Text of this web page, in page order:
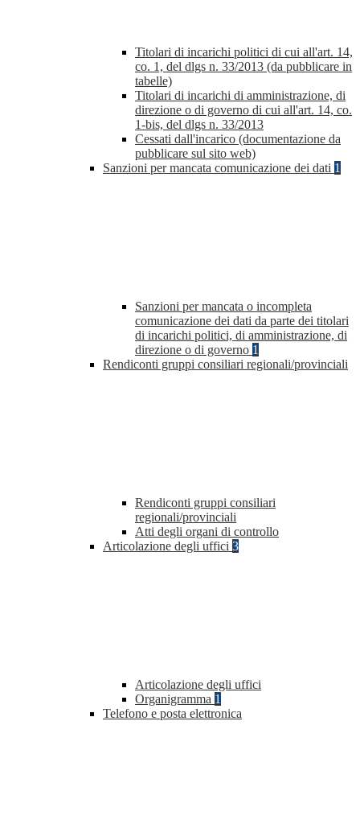
Titolari di incarichi politici di cui all'art. 14,
co. 1, del dlgs n. 33/2013 (da pubblicare in
tabelle)
Titolari di incarichi di amministrazione, di
direzione o di governo di cui all'art. 14, co.
1-bis, del dlgs n. 33/2013
Cessati dall'incarico (documentazione da
pubblicare sul sito web)
Sanzioni per mancata comunicazione dei dati 1
Sanzioni per mancata o incompleta
comunicazione dei dati da parte dei titolari
di incarichi politici, di amministrazione, di
direzione o di governo 1
Rendiconti gruppi consiliari regionali/provinciali
Rendiconti gruppi consiliari
regionali/provinciali
Atti degli organi di controllo
Articolazione degli uffici 3
Articolazione degli uffici
Organigramma 1
Telefono e posta elettronica